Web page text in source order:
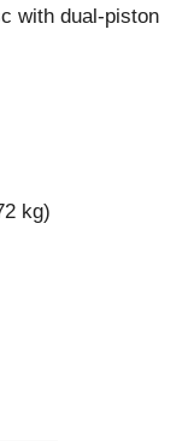
with dual-piston
kg)